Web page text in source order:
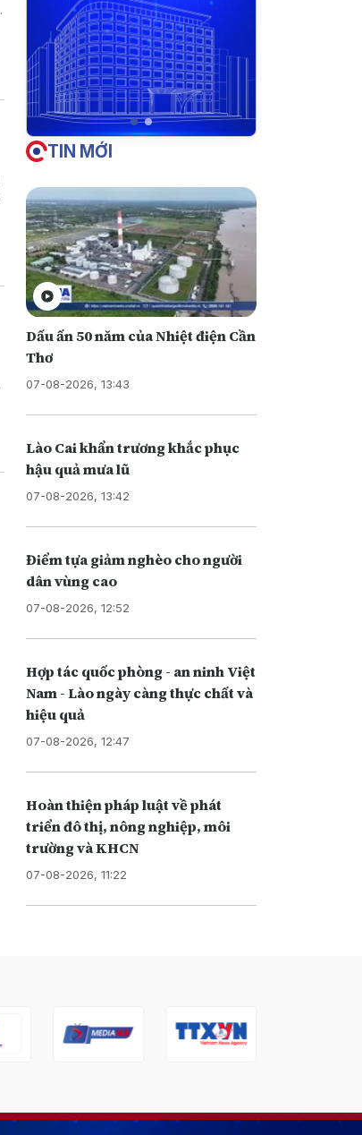
TIN MỚI
Dấu ấn 50 năm của Nhiệt điện Cần
Thơ
07-08-2026, 13:43
Lào Cai khẩn trương khắc phục
hậu quả mưa lũ
07-08-2026, 13:42
Điểm tựa giảm nghèo cho người
dân vùng cao
07-08-2026, 12:52
Hợp tác quốc phòng - an ninh Việt
Nam - Lào ngày càng thực chất và
hiệu quả
07-08-2026, 12:47
Hoàn thiện pháp luật về phát
triển đô thị, nông nghiệp, môi
trường và KHCN
07-08-2026, 11:22